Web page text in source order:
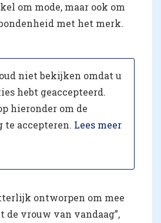
om mode, maar ook om
met het merk.
niet bekijken omdat u
hebt geaccepteerd.
hieronder om de
te accepteren. Lees meer
ontworpen om mee
de vrouw van vandaag”,